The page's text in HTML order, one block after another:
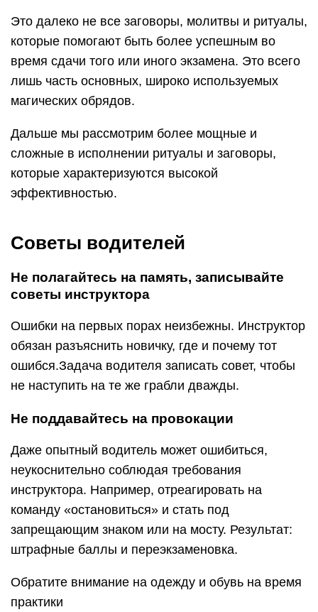
Это далеко не все заговоры, молитвы и ритуалы,
которые помогают быть более успешным во
время сдачи того или иного экзамена. Это всего
лишь часть основных, широко используемых
магических обрядов.
Дальше мы рассмотрим более мощные и
сложные в исполнении ритуалы и заговоры,
которые характеризуются высокой
эффективностью.
Советы водителей
Не полагайтесь на память, записывайте
советы инструктора
Ошибки на первых порах неизбежны. Инструктор
обязан разъяснить новичку, где и почему тот
ошибся.Задача водителя записать совет, чтобы
не наступить на те же грабли дважды.
Не поддавайтесь на провокации
Даже опытный водитель может ошибиться,
неукоснительно соблюдая требования
инструктора. Например, отреагировать на
команду «остановиться» и стать под
запрещающим знаком или на мосту. Результат:
штрафные баллы и переэкзаменовка.
Обратите внимание на одежду и обувь на время
практики